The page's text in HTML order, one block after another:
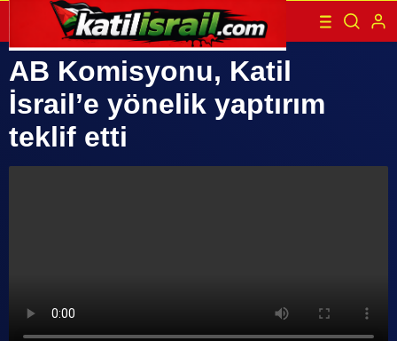
AB Komisyonu, Katil
İsrail’e yönelik yaptırım
teklif etti